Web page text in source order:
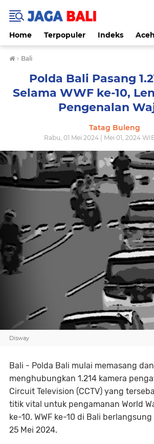
Home Terpopuler Indeks Aceh
› Bali
Polda Bali Pasang
Selama WWF ke-10,
Pengenalan
Tatag Buleng
Rabu, 01 Mei 2024 | Mei 01, 2024
Disway
Bali - Polda Bali mulai memasang dan
menghubungkan 1.214 kamera
Circuit Television (CCTV) yang
titik vital untuk pengamanan World
ke-10. WWF ke-10 di Bali
25 Mei 2024.